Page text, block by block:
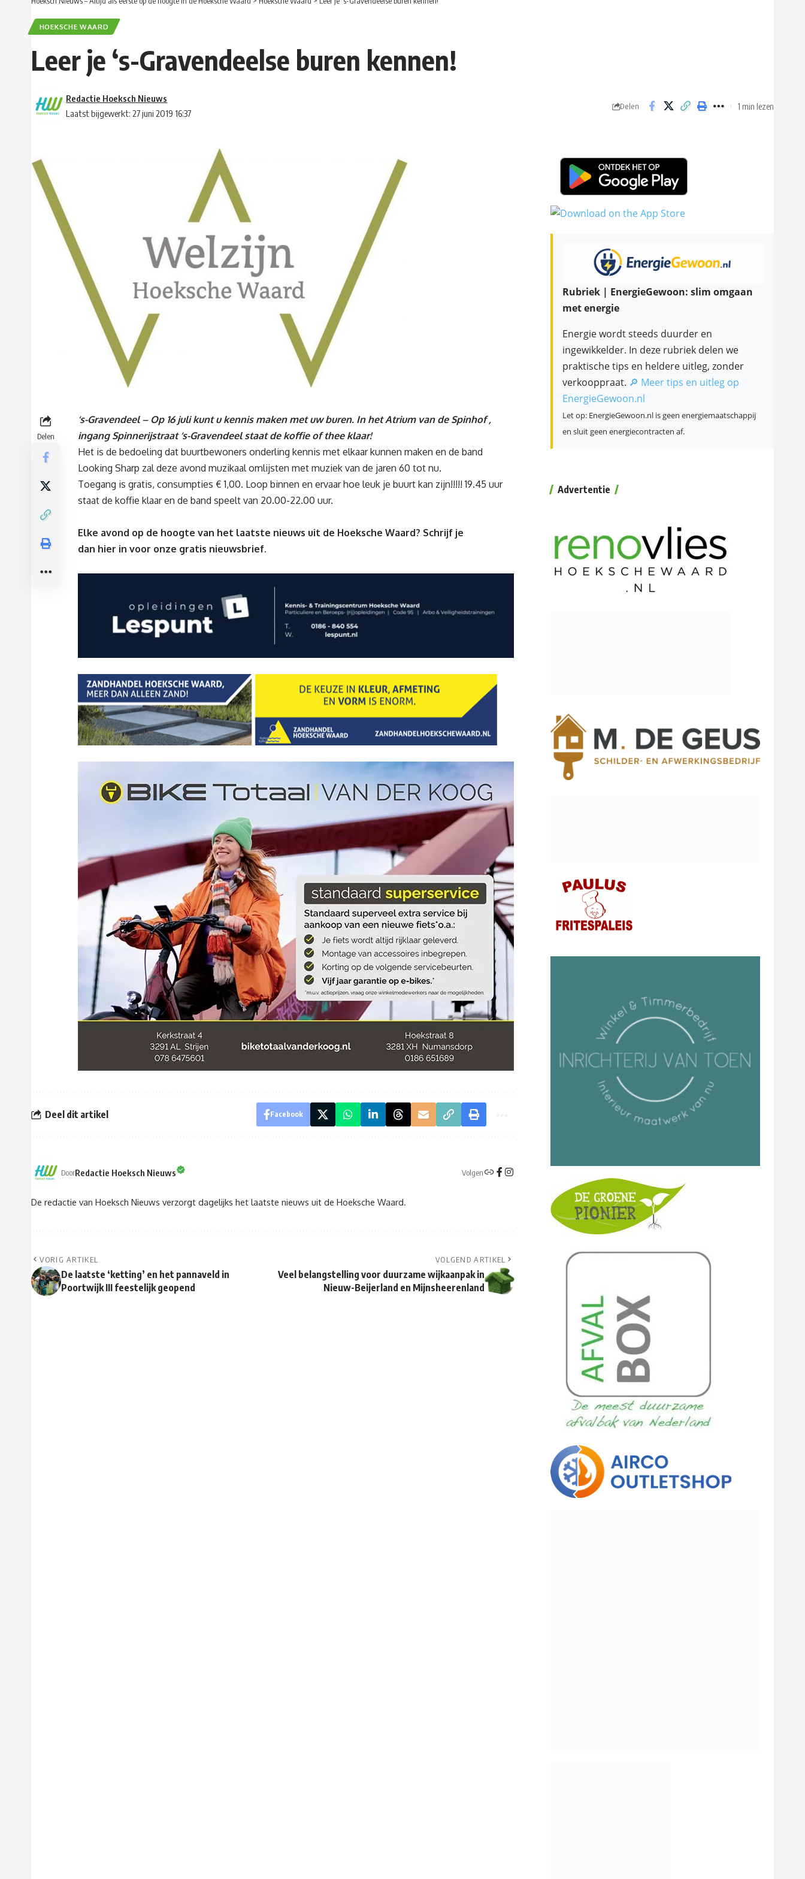
HOEKSCHE WAARD
Leer je ‘s-Gravendeelse buren kennen!
Laatst bijgewerkt: 27 juni 2019 16:37
Redactie Hoeksch Nieuws
Delen 1 min lezen
Delen
‘s-Gravendeel – Op 16 juli kunt u kennis maken met uw buren. In het Atrium van de Spinhof ,
ingang Spinnerijstraat ‘s-Gravendeel staat de koffie of thee klaar!
Het is de bedoeling dat buurtbewoners onderling kennis met elkaar kunnen maken en de band
Looking Sharp zal deze avond muzikaal omlijsten met muziek van de jaren 60 tot nu.
Toegang is gratis, consumpties € 1,00. Loop binnen en ervaar hoe leuk je buurt kan zijn!!!!! 19.45 uur
staat de koffie klaar en de band speelt van 20.00-22.00 uur.
Elke avond op de hoogte van het laatste nieuws uit de Hoeksche Waard? Schrijf je
dan hier in voor onze gratis nieuwsbrief.
Deel dit artikel Facebook
DoorRedactie Hoeksch Nieuws Volgen
De redactie van Hoeksch Nieuws verzorgt dagelijks het laatste nieuws uit de Hoeksche Waard.
VORIG ARTIKEL
De laatste ‘ketting’ en het pannaveld in
Poortwijk III feestelijk geopend
VOLGEND ARTIKEL
Veel belangstelling voor duurzame wijkaanpak in
Nieuw-Beijerland en Mijnsheerenland
Rubriek | EnergieGewoon: slim omgaan
met energie
Energie wordt steeds duurder en
ingewikkelder. In deze rubriek delen we
praktische tips en heldere uitleg, zonder
verkooppraat. 🔎 Meer tips en uitleg op
EnergieGewoon.nl
Let op: EnergieGewoon.nl is geen energiemaatschappij
en sluit geen energiecontracten af.
Advertentie